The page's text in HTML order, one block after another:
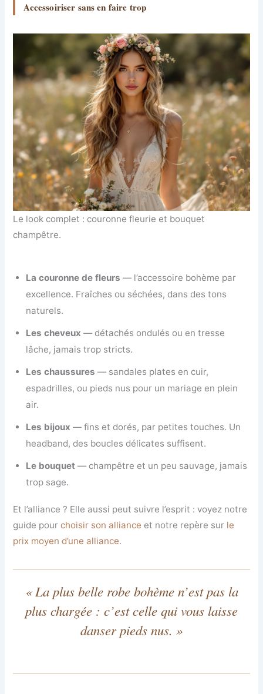
Accessoiriser sans en faire trop
Le look complet : couronne fleurie et bouquet
champêtre.
La couronne de fleurs — l’accessoire bohème par
excellence. Fraîches ou séchées, dans des tons
naturels.
Les cheveux — détachés ondulés ou en tresse
lâche, jamais trop stricts.
Les chaussures — sandales plates en cuir,
espadrilles, ou pieds nus pour un mariage en plein
air.
Les bijoux — fins et dorés, par petites touches. Un
headband, des boucles délicates suffisent.
Le bouquet — champêtre et un peu sauvage, jamais
trop sage.
Et l’alliance ? Elle aussi peut suivre l’esprit : voyez notre
guide pourchoisir son alliance et notre repère sur le
prix moyen d’une alliance.
« La plus belle robe bohème n’est pas la
plus chargée : c’est celle qui vous laisse
danser pieds nus. »